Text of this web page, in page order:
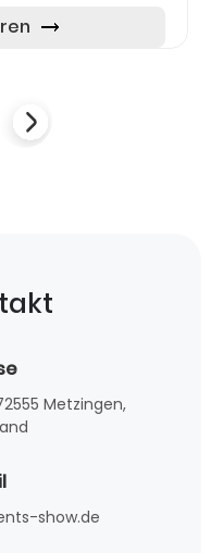
sowi...
Metzingen,
show.de